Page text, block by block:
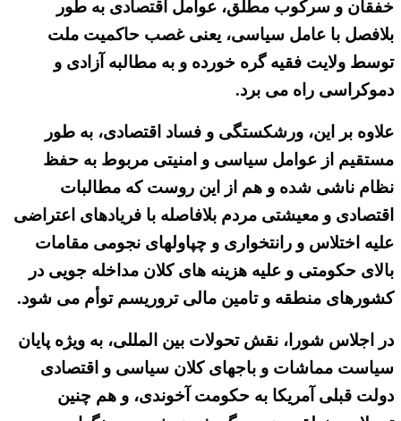
خفقان و سرکوب مطلق، عوامل اقتصادی به طور
بلافصل با عامل سیاسی، یعنی غصب حاکمیت ملت
توسط ولایت فقیه گره خورده و به مطالبه آزادی و
دموکراسی راه می برد.
علاوه بر این، ورشکستگی و فساد اقتصادی، به طور
مستقیم از عوامل سیاسی و امنیتی مربوط به حفظ
نظام ناشی شده و هم از این روست که مطالبات
اقتصادی و معیشتی مردم بلافاصله با فریادهای اعتراضی
علیه اختلاس و رانتخواری و چپاولهای نجومی مقامات
بالای حکومتی و علیه هزینه های کلان مداخله جویی در
کشورهای منطقه و تامین مالی تروریسم توأم می شود.
در اجلاس شورا، نقش تحولات بین المللی، به ویژه پایان
سیاست مماشات و باجهای کلان سیاسی و اقتصادی
دولت قبلی آمریکا به حکومت آخوندی، و هم چنین